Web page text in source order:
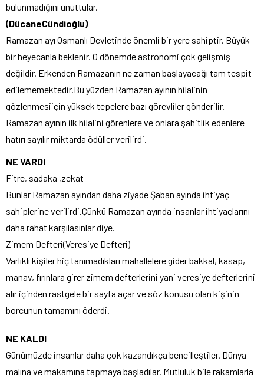
bulunmadığını unuttular.
(DücaneCündioğlu)
Ramazan ayı Osmanlı Devletinde önemli bir yere sahiptir. Büyük
bir heyecanla beklenir. O dönemde astronomi çok gelişmiş
değildir. Erkenden Ramazanın ne zaman başlayacağı tam tespit
edilememektedir.Bu yüzden Ramazan ayının hilalinin
gözlenmesiiçin yüksek tepelere bazı görevliler gönderilir.
Ramazan ayının ilk hilalini görenlere ve onlara şahitlik edenlere
hatırı sayılır miktarda ödüller verilirdi.
NE VARDI
Fitre, sadaka ,zekat
Bunlar Ramazan ayından daha ziyade Şaban ayında ihtiyaç
sahiplerine verilirdi.Çünkü Ramazan ayında insanlar ihtiyaçlarını
daha rahat karşılasınlar diye.
Zimem Defteri(Veresiye Defteri)
Varlıklı kişiler hiç tanımadıkları mahallelere gider bakkal, kasap,
manav, fırınlara girer zimem defterlerini yani veresiye defterlerini
alır içinden rastgele bir sayfa açar ve söz konusu olan kişinin
borcunun tamamını öderdi.
NE KALDI
Günümüzde insanlar daha çok kazandıkça bencilleştiler. Dünya
malına ve makamına tapmaya başladılar. Mutluluk bile rakamlarla